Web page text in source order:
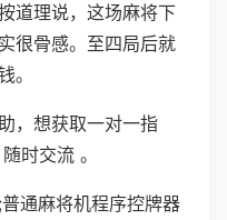
道理说，这场麻将下
很骨感。至四局后就
。
，想获取一对一指
时交流 。
通麻将机程序控牌器